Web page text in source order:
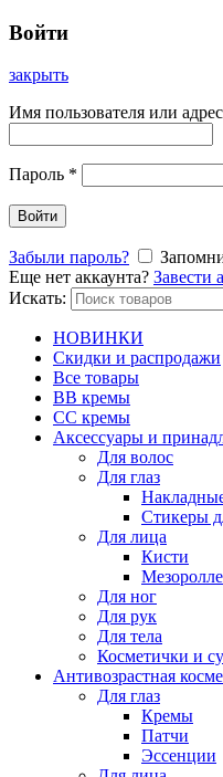
Войти
закрыть
Имя пользователя или
Пароль *
Войти
Забыли пароль?
Еще нет аккаунта? Завести
Искать:
НОВИНКИ
Скидки и распродажи
Все товары
BB кремы
CC кремы
Аксессуары и
Для волос
Для глаз
Стикеры
Для лица
Кисти
Для ног
Для рук
Для тела
Косметички и
Антивозрастная
Для глаз
Кремы
Патчи
Эссенции